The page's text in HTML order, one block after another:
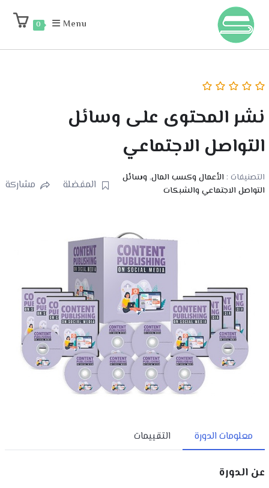
0 Menu
نشر المحتوى على وسائل
التواصل الاجتماعي
التصنيفات :الأعمال وكسب المال,وسائل
التواصل الاجتماعي والشبكات
المفضلة مشاركة
معلومات الدورة التقييمات
عن الدورة